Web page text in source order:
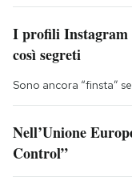
I profili Instagram
così segreti
Sono ancora “finsta”
Nell’Unione
Control”